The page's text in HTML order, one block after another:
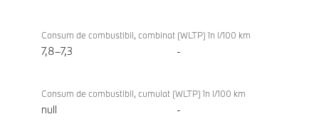
M340i
xDrive
Consum de combustibil, combinat (WLTP) în l/100 km
7,8–7,3 -
Consum de combustibil, cumulat (WLTP) în l/100 km
null -